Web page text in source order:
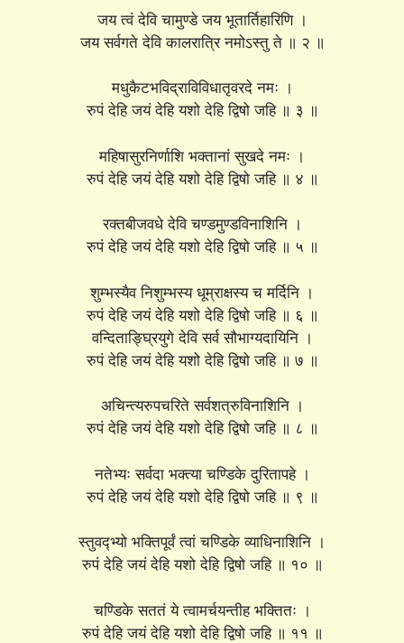
जय त्वं देवि चामुण्डे जय भूतार्तिहारिणि ।
जय सर्वगते देवि कालरात्रि नमोऽस्तु ते ॥ २ ॥
मधुकैटभविद्राविविधातृवरदे नमः ।
रुपं देहि जयं देहि यशो देहि द्विषो जहि ॥ ३ ॥
महिषासुरनिर्णाशि भक्तानां सुखदे नमः ।
रुपं देहि जयं देहि यशो देहि द्विषो जहि ॥ ४ ॥
रक्तबीजवधे देवि चण्डमुण्डविनाशिनि ।
रुपं देहि जयं देहि यशो देहि द्विषो जहि ॥ ५ ॥
शुम्भस्यैव निशुम्भस्य धूम्राक्षस्य च मर्दिनि ।
रुपं देहि जयं देहि यशो देहि द्विषो जहि ॥ ६ ॥
वन्दिताङ्घ्रियुगे देवि सर्व सौभाग्यदायिनि ।
रुपं देहि जयं देहि यशो देहि द्विषो जहि ॥ ७ ॥
अचिन्त्यरुपचरिते सर्वशत्रुविनाशिनि ।
रुपं देहि जयं देहि यशो देहि द्विषो जहि ॥ ८ ॥
नतेभ्यः सर्वदा भक्त्या चण्डिके दुरितापहे ।
रुपं देहि जयं देहि यशो देहि द्विषो जहि ॥ ९ ॥
स्तुवद्भ्यो भक्तिपूर्वं त्वां चण्डिके व्याधिनाशिनि ।
रुपं देहि जयं देहि यशो देहि द्विषो जहि ॥ १० ॥
चण्डिके सततं ये त्वामर्चयन्तीह भक्तितः ।
रुपं देहि जयं देहि यशो देहि द्विषो जहि ॥ ११ ॥